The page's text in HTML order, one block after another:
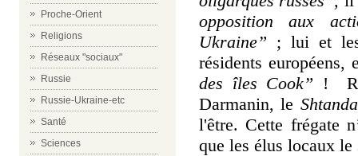
Proche-Orient
Religions
Réseaux "sociaux"
Russie
Russie-Ukraine-etc
Santé
Sciences
opposition aux
Ukraine” ; lui et
résidents européens,
des îles Cook” !
Darmanin, le
l'être. Cette frégate
que les élus locaux